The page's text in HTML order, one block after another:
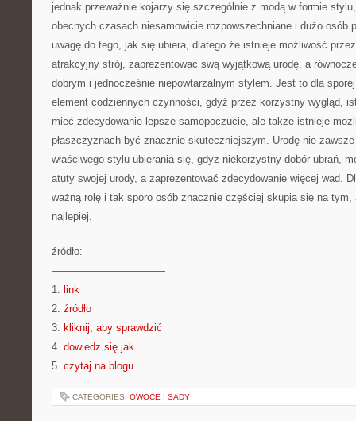
jednak przeważnie kojarzy się szczególnie z modą w formie
obecnych czasach niesamowicie rozpowszechniane i dużo osób
uwagę do tego, jak się ubiera, dlatego że istnieje możliwość
atrakcyjny strój, zaprezentować swą wyjątkową urodę, a
dobrym i jednocześnie niepowtarzalnym stylem. Jest to dla
element codziennych czynności, gdyż przez korzystny wygląd,
mieć zdecydowanie lepsze samopoczucie, ale także istnieje
płaszczyznach być znacznie skuteczniejszym. Urodę nie
właściwego stylu ubierania się, gdyż niekorzystny dobór ubrań,
atuty swojej urody, a zaprezentować zdecydowanie więcej wad.
ważną rolę i tak sporo osób znacznie częściej skupia się na tym,
najlepiej.
źródło:
———————————
1. link
2. źródło
3. kliknij, aby sprawdzić
4. dowiedz się jak
5. czytaj na blogu
CATEGORIES: OWOCE I SADY